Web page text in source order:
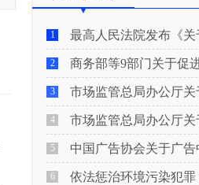
1 最高人民法院发布《关于审理侵害知识产权民事
2 商务部等9部门关于促进住宿
3 市场监管总局办公厅关于印发 《〈中华人民共和国广
4 市场监管总局办公厅关于印发 《〈中华人民共和国广
5 中国广告协会关于广告中提示
6 依法惩治环境污染犯罪 全力维护国家生态安全 “两高”公布《关于修改〈最高人民法院、最高人